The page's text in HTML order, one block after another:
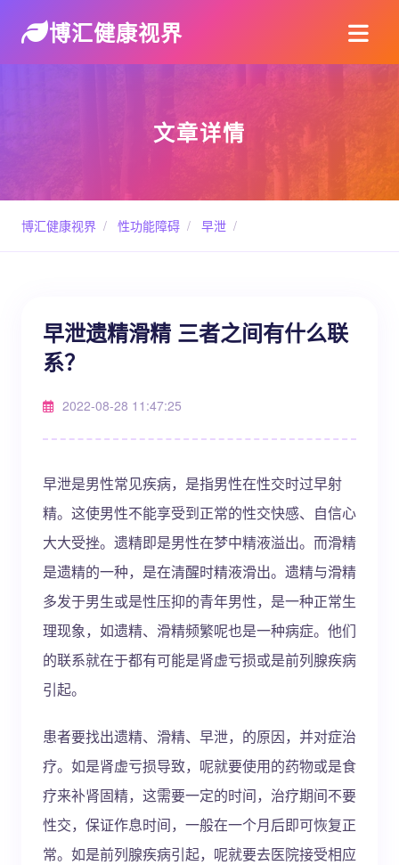
博汇健康视界
文章详情
博汇健康视界 / 性功能障碍 / 早泄 /
早泄遗精滑精 三者之间有什么联
系？
2022-08-28 11:47:25
早泄是男性常见疾病，是指男性在性交时过早射
精。这使男性不能享受到正常的性交快感、自信心
大大受挫。遗精即是男性在梦中精液溢出。而滑精
是遗精的一种，是在清醒时精液滑出。遗精与滑精
多发于男生或是性压抑的青年男性，是一种正常生
理现象，如遗精、滑精频繁呢也是一种病症。他们
的联系就在于都有可能是肾虚亏损或是前列腺疾病
引起。
​患者要找出遗精、滑精、早泄，的原因，并对症治
疗。如是肾虚亏损导致，呢就要使用的药物或是食
疗来补肾固精，这需要一定的时间，治疗期间不要
性交，保证作息时间，一般在一个月后即可恢复正
常。如是前列腺疾病引起，呢就要去医院接受相应